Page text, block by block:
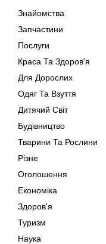
Знайомства
Запчастини
Послуги
Краса Та Здоров'я
Для Дорослих
Одяг Та Взуття
Дитячий Світ
Будівництво
Тварини Та Рослини
Різне
Оголошення
Економіка
Здоров'я
Туризм
Наука